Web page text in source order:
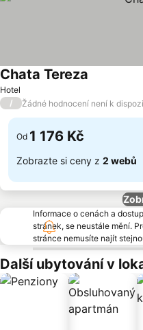
Hotel
Chata Tereza
/ Žádné hodnocení není k
Od 1 176 Kč
Zobrazte si ceny z 2 webů
Informace o cenách a
stránek, se neustále mění.
stránce nemusíte najít
Další ubytování v